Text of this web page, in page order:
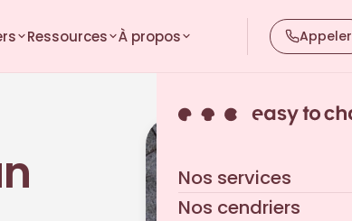
Ressources À propos Appeler
Nos services
Nos cendriers